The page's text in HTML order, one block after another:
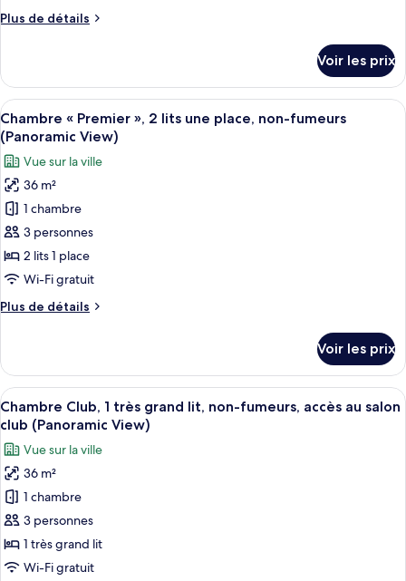
«
très
grand
lit,
non-
fumeurs
(Panoramic
View)
Plus de détails
Plus
le
type
de
chambre
Chambre
«
Premier
»,
très
lit,
non-
(Panoramic
Voir les prix
Afficher
toutes
les
photos
pour
ce
type
de
chambre :
«
2
lits
une
place,
non-
fumeurs
(Panoramic
View)
Une chambre d’hôtel moderne avec
8
Chambre « Premier », 2 lits une place, non-fumeurs
(Panoramic View)
Vue sur la ville
36 m²
1 chambre
3 personnes
2 lits 1 place
Wi-Fi gratuit
Plus de détails
Plus
le
type
de
chambre
Chambre
«
Premier
»,
2
lits
place,
non-
Voir les prix
Afficher
toutes
les
photos
pour
ce
type
de
chambre :
Une chambre d’hôtel avec un
9
Chambre Club, 1 très grand lit, non-fumeurs, accès au salon
club (Panoramic View)
Vue sur la ville
36 m²
1 chambre
3 personnes
1 très grand lit
Wi-Fi gratuit